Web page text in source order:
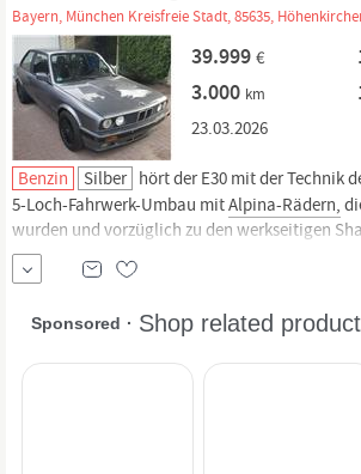
Bayern, München Kreisfreie Stadt, 85635,
39.999 €
3.000 km
23.03.2026
Benzin Silber hört der E30 mit der Technik
5-Loch-Fahrwerk-Umbau mitAlpina-Rädern,
wurden und vorzüglich zu den werkseitigen
passen. Große Bremsen, Stabilisatoren und
diesen Speed-offenen Wolf im Schafspelz mit